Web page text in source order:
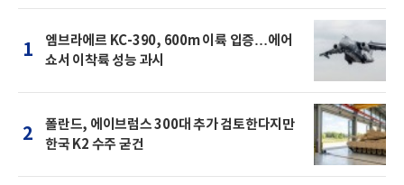
1
엠브라에르 KC-390, 600m 이륙 입증…에어
쇼서 이착륙 성능 과시
2
폴란드, 에이브럼스 300대 추가 검토한다지만
한국 K2 수주 굳건